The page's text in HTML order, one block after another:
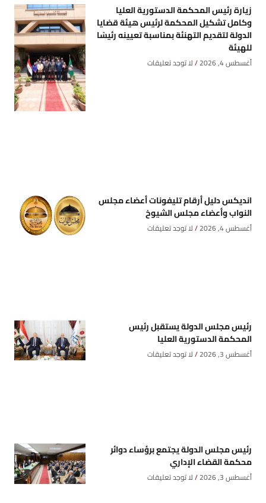
زيارة رئيس المحكمة الدستورية العليا
وكامل تشكيل المحكمة لرئيس هيئة قضايا
الدولة لتقديم التهنئة بمناسبة تعيينه رئيسًا
للهيئة
أغسطس 4, 2026 لا توجد تعليقات
انديكس دليل أرقام تليفونات أعضاء مجلس
النواب وأعضاء مجلس الشيوخ
أغسطس 4, 2026 لا توجد تعليقات
رئيس مجلس الدولة يستقبل رئيس
المحكمة الدستورية العليا
أغسطس 3, 2026 لا توجد تعليقات
رئيس مجلس الدولة يجتمع برؤساء دوائر
محكمة القضاء الإداري
أغسطس 3, 2026 لا توجد تعليقات